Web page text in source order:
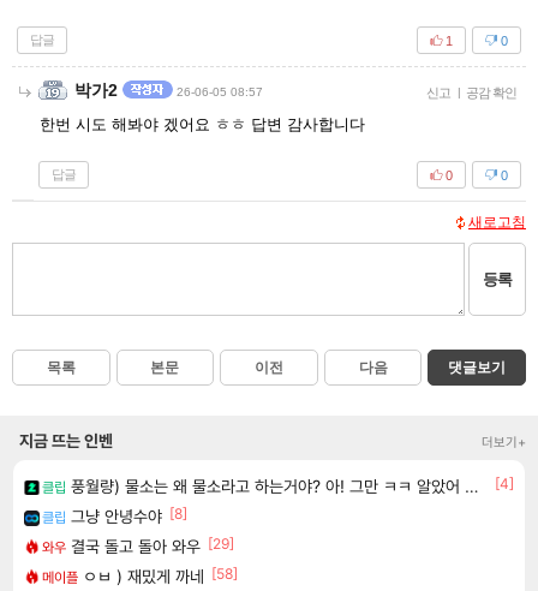
답글 0
1
박가2 26-06-05 08:57 신고 | 공감 확인
한번 시도 해봐야 겠어요 ㅎㅎ 답변 감사합니다
답글 0
0
새로고침
등록
목록 본문 이전 다음 댓글보기
지금 뜨는 인벤 더보기+
클립 풍월량) 물소는 왜 물소라고 하는거야? 아! 그만 ㅋㅋ 알았어 ㅋㅋ
[4]
클립 그냥 안녕수야 [8]
와우 결국 돌고 돌아 와우 [29]
메이플 ㅇㅂ ) 재밌게 까네 [58]